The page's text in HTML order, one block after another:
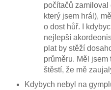
počítačů
který jsem hrál),
o dost hůř. I
nejlepší
plat by stěží
průměru. Měl jsem
štěstí, že mě
Kdybych nebyl na